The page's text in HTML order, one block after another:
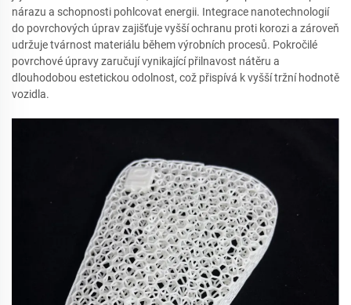
nárazu a schopnosti pohlcovat energii. Integrace nanotechnologií
do povrchových úprav zajišťuje vyšší ochranu proti korozi a zároveň
udržuje tvárnost materiálu během výrobních procesů. Pokročilé
povrchové úpravy zaručují vynikající přilnavost nátěru a
dlouhodobou estetickou odolnost, což přispívá k vyšší tržní hodnotě
vozidla.